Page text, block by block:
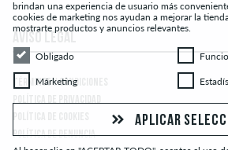
AVISO LEGAL
TÉRMINOS Y CONDICIONES
POLÍTICA DE DENUNCIA
brindan una experiencia de usuario más
cookies de marketing nos ayudan a mejorar la
mostrarte productos y anuncios relevantes.
ObligadoObligado Funcional
MárketingMárketing Estadísticas
APLICAR